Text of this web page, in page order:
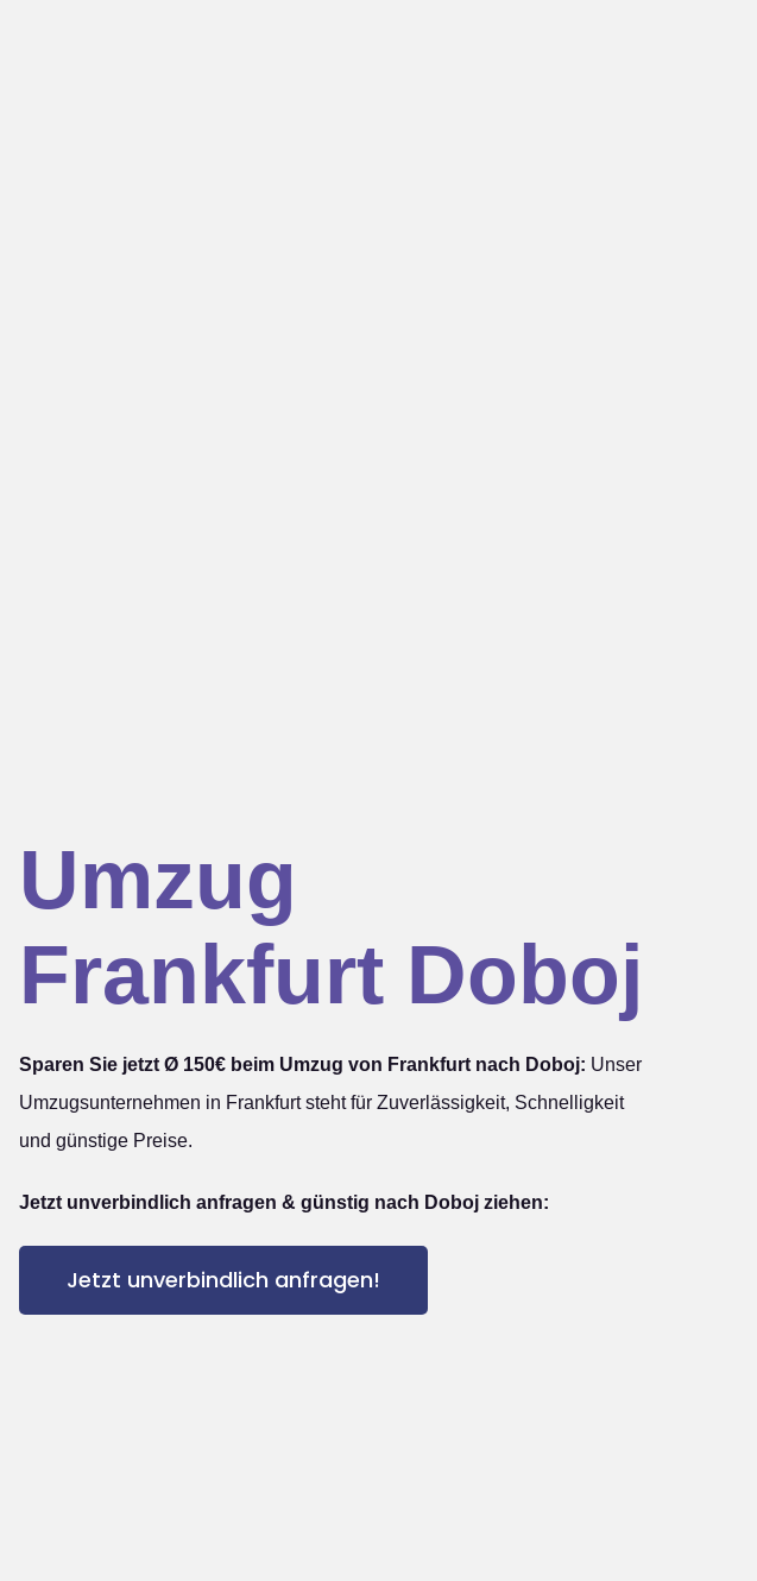
Umzug
Frankfurt Doboj
Sparen Sie jetzt Ø 150€ beim Umzug von Frankfurt nach Doboj: Unser
Umzugsunternehmen in Frankfurt steht für Zuverlässigkeit, Schnelligkeit
und günstige Preise.
Jetzt unverbindlich anfragen & günstig nach Doboj ziehen:
Jetzt unverbindlich anfragen!